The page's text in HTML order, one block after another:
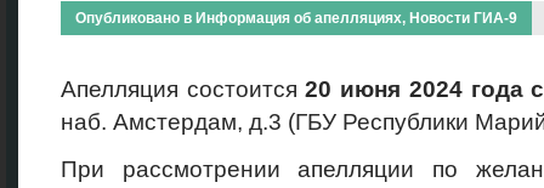
Опубликовано в Информация об апелляциях, Новости ГИА-9
Апелляция состоится20 июня 2024 года
наб. Амстердам, д.3 (ГБУ Республики
При рассмотрении апелляции по